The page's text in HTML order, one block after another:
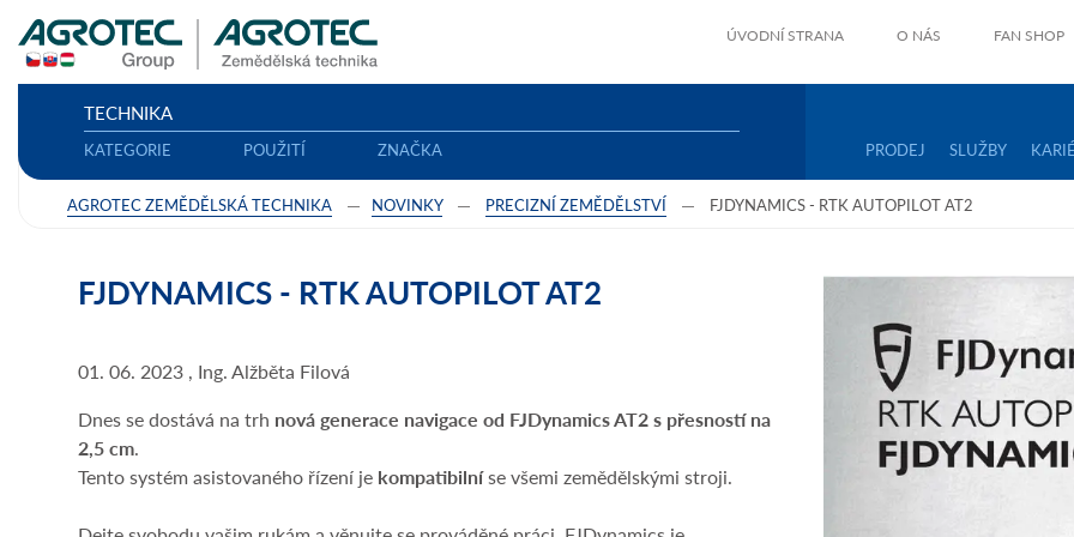
ÚVODNÍ STRANA O NÁS FAN SHOP
TECHNIKA
KATEGORIE POUŽITÍ ZNAČKA PRODEJ SLUŽBY
AGROTEC ZEMĚDĚLSKÁ TECHNIKA NOVINKY PRECIZNÍ ZEMĚDĚLSTVÍ FJDYNAMICS - RTK AUTOPILOT AT2
FJDYNAMICS - RTK AUTOPILOT AT2
01. 06. 2023 , Ing. Alžběta Filová
Dnes se dostává na trh nová generace navigace od FJDynamics AT2 s přesností na
2,5 cm.
Tento systém asistovaného řízení je kompatibilníse všemi zemědělskými stroji.